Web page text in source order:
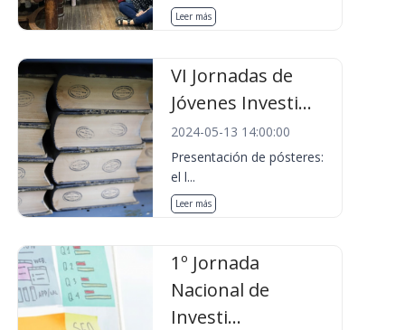
Leer más
VI Jornadas de
Jóvenes Investi...
2024-05-13 14:00:00
Presentación de pósteres:
el l...
Leer más
1º Jornada
Nacional de
Investi...